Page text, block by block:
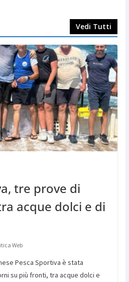
Vedi Tutti
tre prove di
acque dolci e di
Web
Pesca Sportiva è stata
su più fronti, tra acque dolci e